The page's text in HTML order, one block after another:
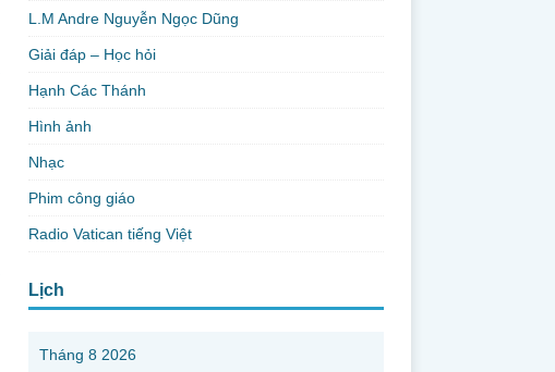
L.M Andre Nguyễn Ngọc Dũng
Giải đáp – Học hỏi
Hạnh Các Thánh
Hình ảnh
Nhạc
Phim công giáo
Radio Vatican tiếng Việt
Lịch
Tháng 8 2026